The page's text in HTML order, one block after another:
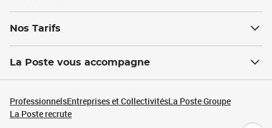
Nos Tarifs
La Poste vous accompagne
ProfessionnelsEntreprises et CollectivitésLa Poste Groupe
La Poste recrute